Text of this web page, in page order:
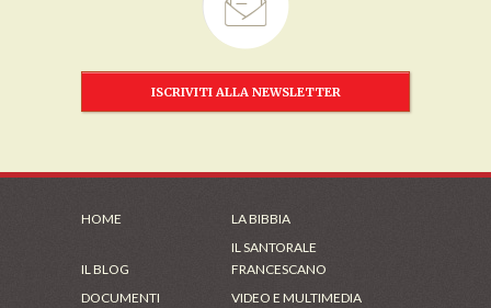
ISCRIVITI ALLA NEWSLETTER
HOME LA BIBBIA
IL BLOG
IL SANTORALE
FRANCESCANO
DOCUMENTI
VIDEO E MULTIMEDIA